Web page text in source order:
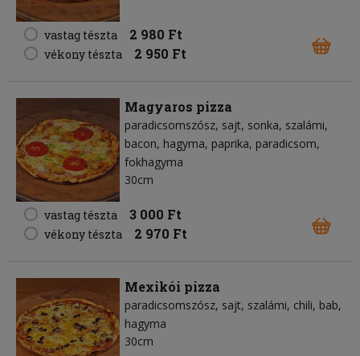
vastag tészta 2 980 Ft
vékony tészta 2 950 Ft
Magyaros pizza
paradicsomszósz sajt sonka szalámi
bacon hagyma paprika paradicsom
fokhagyma
30cm
vastag tészta 3 000 Ft
vékony tészta 2 970 Ft
Mexikói pizza
paradicsomszósz sajt szalámi chili bab
hagyma
30cm